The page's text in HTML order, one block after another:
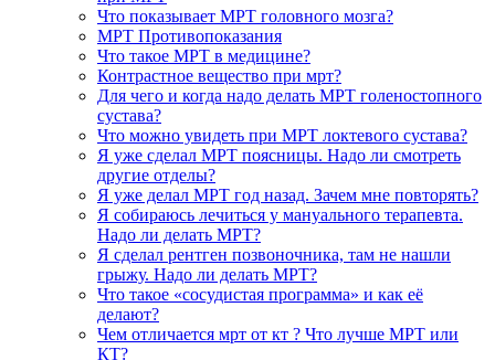
Что показывает МРТ головного мозга?
МРТ Противопоказания
Что такое МРТ в медицине?
Контрастное вещество при мрт?
Для чего и когда надо делать МРТ голеностопного
сустава?
Что можно увидеть при МРТ локтевого сустава?
Я уже сделал МРТ поясницы. Надо ли смотреть
другие отделы?
Я уже делал МРТ год назад. Зачем мне повторять?
Я собираюсь лечиться у мануального терапевта.
Надо ли делать МРТ?
Я сделал рентген позвоночника, там не нашли
грыжу. Надо ли делать МРТ?
Что такое «сосудистая программа» и как её
делают?
Чем отличается мрт от кт ? Что лучше МРТ или
КТ?